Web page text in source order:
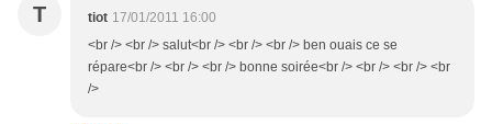
T tiot 17/01/2011 16:00
<br /> <br /> salut<br /> <br /> <br /> ben ouais ce se
répare<br /> <br /> <br /> bonne soirée<br /> <br /> <br /> <br
/>